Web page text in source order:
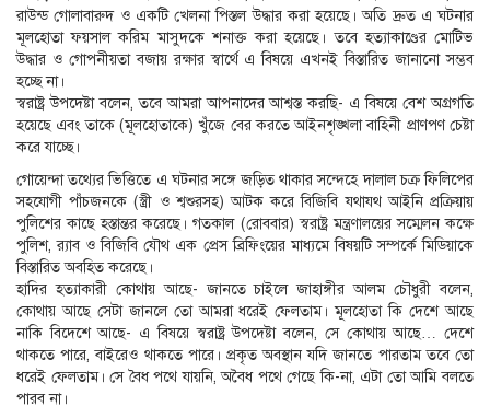
রাউন্ড গোলাবারুদ ও একটি খেলনা পিস্তল উদ্ধার করা হয়েছে। অতি দ্রুত এ ঘটনার
মূলহোতা ফয়সাল করিম মাসুদকে শনাক্ত করা হয়েছে। তবে হত্যাকাণ্ডের মোটিভ
উদ্ধার ও গোপনীয়তা বজায় রক্ষার স্বার্থে এ বিষয়ে এখনই বিস্তারিত জানানো সম্ভব
হচ্ছে না।
স্বরাষ্ট্র উপদেষ্টা বলেন, তবে আমরা আপনাদের আশ্বস্ত করছি- এ বিষয়ে বেশ অগ্রগতি
হয়েছে এবং তাকে (মূলহোতাকে) খুঁজে বের করতে আইনশৃঙ্খলা বাহিনী প্রাণপণ চেষ্টা
করে যাচ্ছে।
গোয়েন্দা তথ্যের ভিত্তিতে এ ঘটনার সঙ্গে জড়িত থাকার সন্দেহে দালাল চক্র ফিলিপের
সহযোগী পাঁচজনকে (স্ত্রী ও শ্বশুরসহ) আটক করে বিজিবি যথাযথ আইনি প্রক্রিয়ায়
পুলিশের কাছে হস্তান্তর করেছে। গতকাল (রোববার) স্বরাষ্ট্র মন্ত্রণালয়ের সম্মেলন কক্ষে
পুলিশ, র‍্যাব ও বিজিবি যৌথ এক প্রেস ব্রিফিংয়ের মাধ্যমে বিষয়টি সম্পর্কে মিডিয়াকে
বিস্তারিত অবহিত করেছে।
হাদির হত্যাকারী কোথায় আছে- জানতে চাইলে জাহাঙ্গীর আলম চৌধুরী বলেন,
কোথায় আছে সেটা জানলে তো আমরা ধরেই ফেলতাম। মূলহোতা কি দেশে আছে
নাকি বিদেশে আছে- এ বিষয়ে স্বরাষ্ট্র উপদেষ্টা বলেন, সে কোথায় আছে… দেশে
থাকতে পারে, বাইরেও থাকতে পারে। প্রকৃত অবস্থান যদি জানতে পারতাম তবে তো
ধরেই ফেলতাম। সে বৈধ পথে যায়নি, অবৈধ পথে গেছে কি-না, এটা তো আমি বলতে
পারব না।